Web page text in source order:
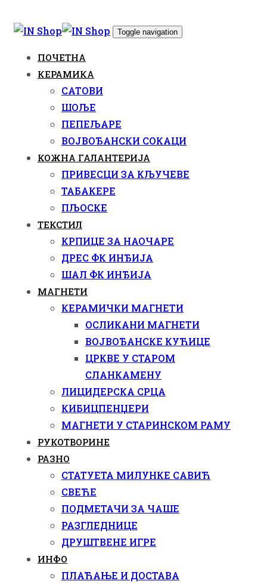
links
to
Toggle navigation
ПОЧЕТНА
КЕРАМИКА
САТОВИ
ШОЉЕ
ПЕПЕЉАРЕ
ВОЈВОЂАНСКИ СОКАЦИ
КОЖНА ГАЛАНТЕРИЈА
ПРИВЕСЦИ ЗА КЉУЧЕВЕ
ТАБАКЕРЕ
ПЉОСКЕ
ТЕКСТИЛ
КРПИЦЕ ЗА НАОЧАРЕ
ДРЕС ФК ИНЂИЈА
ШАЛ ФК ИНЂИЈА
МАГНЕТИ
КЕРАМИЧКИ МАГНЕТИ
ОСЛИКАНИ МАГНЕТИ
ВОЈВОЂАНСКЕ КУЋИЦЕ
ЦРКВЕ У СТАРОМ
СЛАНКАМЕНУ
ЛИЦИДЕРСКА СРЦА
КИБИЦПЕНЏЕРИ
МАГНЕТИ У СТАРИНСКОМ РАМУ
РУКОТВОРИНЕ
РАЗНО
СТАТУЕТА МИЛУНКЕ САВИЋ
СВЕЋЕ
ПОДМЕТАЧИ ЗА ЧАШЕ
РАЗГЛЕДНИЦЕ
ДРУШТВЕНЕ ИГРЕ
ИНФО
ПЛАЋАЊЕ И ДОСТАВА